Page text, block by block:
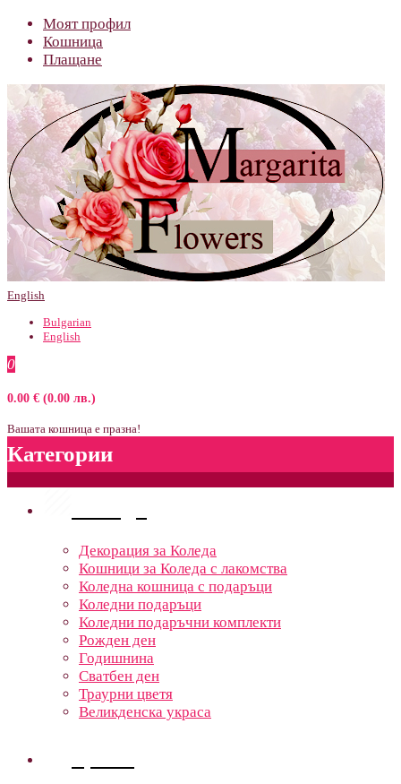
Моят профил
Кошница
Плащане
English
Bulgarian
English
0
0.00 € (0.00 лв.)
Вашата кошница е празна!
Категории
Декорация за Коледа
Кошници за Коледа с лакомства
Коледна кошница с подаръци
Коледни подаръци
Коледни подаръчни комплекти
Рожден ден
Годишнина
Сватбен ден
Траурни цветя
Великденска украса